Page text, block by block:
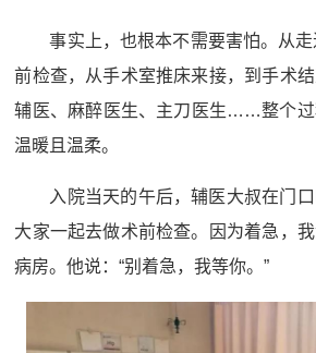
事实上，也根本不需要害怕。从
前检查，从手术室推床来接，到手术结
辅医、麻醉医生、主刀医生……整个过
温暖且温柔。
入院当天的午后，辅医大叔在门
大家一起去做术前检查。因为着急，
病房。他说：“别着急，我等你。”